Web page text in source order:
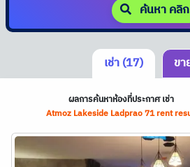
ค้นหา คลิ
เช่า (17) ข
ผลการค้นหาห้องที่ประกาศ เช่า
Atmoz Lakeside Ladprao 71 rent